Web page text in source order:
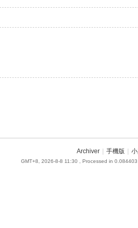
Archiver 手機版
GMT+8, 2026-8-8 11:30 , Processed in